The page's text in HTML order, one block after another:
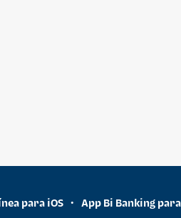
para iOS • App Bi Banking